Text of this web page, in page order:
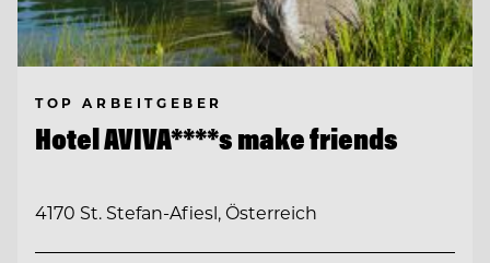
TOP ARBEITGEBER
Hotel AVIVA****s make friends
4170 St. Stefan-Afiesl, Österreich